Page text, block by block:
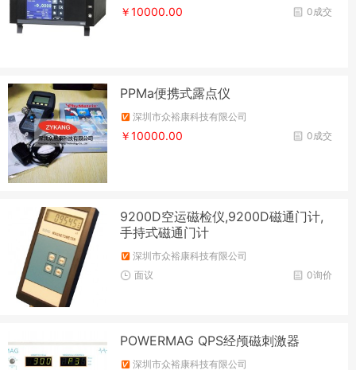
0成交
￥10000.00
PPMa便携式露点仪
深圳市众裕康科技有限公司
0成交
￥10000.00
9200D空运磁检仪,9200D磁通门计,
手持式磁通门计
深圳市众裕康科技有限公司
0询价
面议
POWERMAG QPS经颅磁刺激器
深圳市众裕康科技有限公司